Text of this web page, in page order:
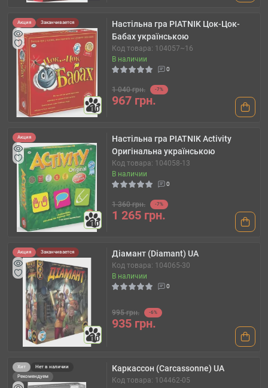
Акция Заканчивается
10
Настільна гра PIATNIK Цок-Цок-
Бабах українською
Код товара: 104057~16
В наличии
0
1 040 грн. -7%
967 грн.
Акция
10
Настільна гра PIATNIK Activity
Оригінальна українською
Код товара: 104058-13
В наличии
0
1 360 грн. -7%
1 265 грн.
Акция Заканчивается
10
Діамант (Diamant) UA
Код товара: 104065-30
В наличии
0
995 грн. -6%
935 грн.
Хит
Нет в наличии
Рекомендуем
Каркассон (Carcassonne) UA
Код товара: 104462-05